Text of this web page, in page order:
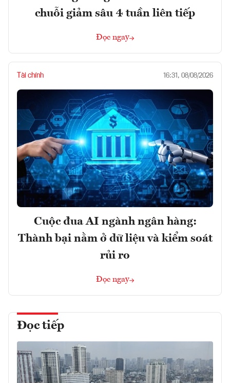
chuỗi giảm sâu 4 tuần liên tiếp
Đọc ngay
Tài chính 16:31, 08/08/2026
Cuộc đua AI ngành ngân hàng:
Thành bại nằm ở dữ liệu và kiểm soát
rủi ro
Đọc ngay
Đọc tiếp